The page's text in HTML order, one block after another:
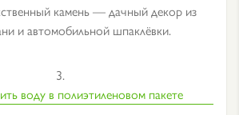
камень — дачный декор из
и автомобильной шпаклёвки.
3.
воду в полиэтиленовом пакете